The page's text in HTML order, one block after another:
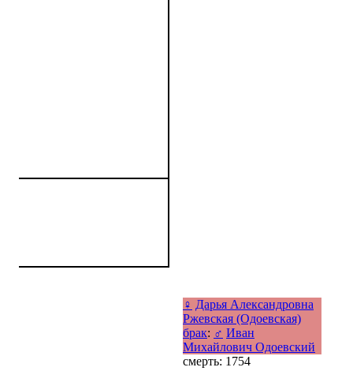
♀ Дарья Александровна
Ржевская (Одоевская)
брак: ♂ Иван
Михайлович Одоевский
смерть: 1754